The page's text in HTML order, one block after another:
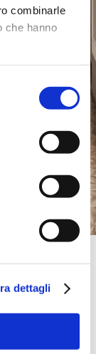
combinarle
che hanno
dettagli